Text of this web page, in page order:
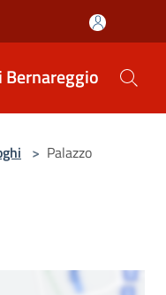
Bernareggio
> Palazzo